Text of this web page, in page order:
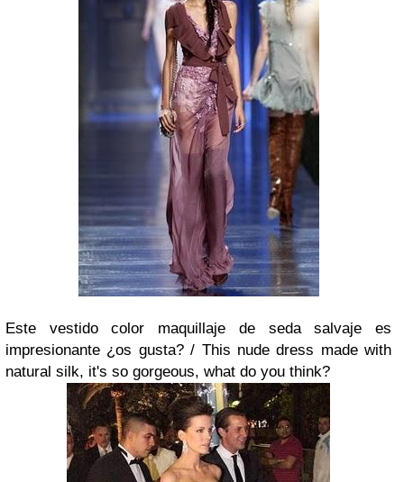
Este vestido color maquillaje de seda salvaje es
impresionante ¿os gusta? / This nude dress made with
natural silk, it's so gorgeous, what do you think?